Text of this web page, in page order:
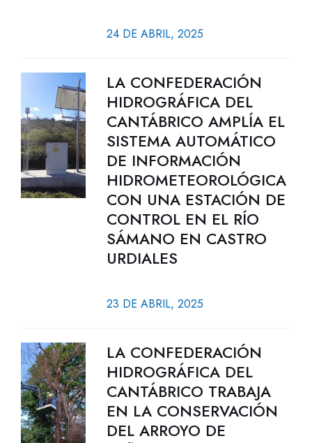
24 DE ABRIL, 2025
LA CONFEDERACIÓN
HIDROGRÁFICA DEL
CANTÁBRICO AMPLÍA EL
SISTEMA AUTOMÁTICO
DE INFORMACIÓN
HIDROMETEOROLÓGICA
CON UNA ESTACIÓN DE
CONTROL EN EL RÍO
SÁMANO EN CASTRO
URDIALES
23 DE ABRIL, 2025
LA CONFEDERACIÓN
HIDROGRÁFICA DEL
CANTÁBRICO TRABAJA
EN LA CONSERVACIÓN
DEL ARROYO DE